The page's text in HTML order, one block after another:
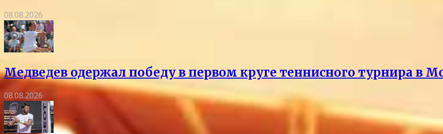
08.08.2026
Медведев одержал победу в первом круге теннисного турнира в
08.08.2026